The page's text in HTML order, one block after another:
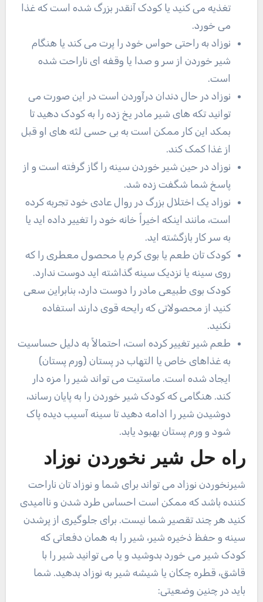
تغذیه می کنید یا کودک آنقدر بزرگ شده است که غذا
می خورد.
نوزاد به راحتی حواس خود را پرت می کند یا هنگام
شیر خوردن از سر و صدا یا وقفه ای ناراحت شده
است.
نوزاد در حال دندان درآوردن است در این صورت می
توانید تکه های شیر مادر یخ زده را به کودک دهید تا
بمکد این کار ممکن است به بی حسی لثه های او قبل
از غذا کمک کند.
نوزاد در حین شیر خوردن سینه را گاز گرفته است و از
پاسخ شما شگفت زده شد.
نوزاد یک اختلال بزرگ در روال عادی خود تجربه کرده
است، مانند اینکه اخیراً خانه خود را تغییر داده اید یا
به سر کار بازگشته اید.
کودک تان طعم یا بوی کرم یا محصول معطری را که
روی سینه یا نزدیک سینه گذاشته اید دوست ندارد.
کودک بوی طبیعی مادر را دوست دارد، بنابراین سعی
کنید از محصولاتی که رایحه قوی دارند استفاده
نکنید.
طعم شیر تغییر کرده است، احتمالاً به دلیل حساسیت
به غذاهای خاص یا التهاب در پستان (ورم پستان)
ایجاد شده است. ماستیت می تواند شیر را مزه دار
کند. هنگامی که کودک شیر خوردن را به پایان رساند،
دوشیدن شیر را ادامه دهید تا سینه آسیب دیده پاک
شود و ورم پستان بهبود یابد.
راه حل شیر نخوردن نوزاد
شیرنخوردن نوزاد می تواند برای شما و نوزاد تان ناراحت
کننده باشد که ممکن است احساس طرد شدن و ناامیدی
کنید هر چند تقصیر شما نیست. برای جلوگیری از پرشدن
سینه و حفظ ذخیره شیر، شیر را به همان دفعاتی که
کودک شیر می خورد بدوشید و یا می توانید شیر را با
قاشق، قطره چکان یا شیشه شیر به نوزاد بدهید. شما
باید در چنین وضعیتی: